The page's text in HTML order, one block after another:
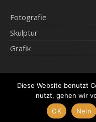
Fotografie
Skulptur
Grafik
2026 ©
Ashe Theme von
Diese Website benutzt
nutzt, gehen wir
OK
Nein